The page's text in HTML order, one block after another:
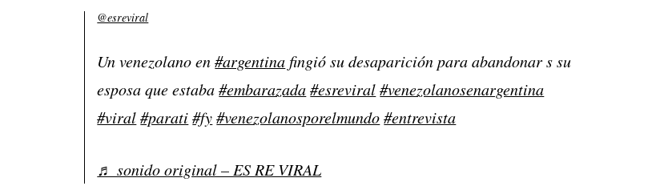
@esreviral
Un venezolano en#argentina fingió su desaparición para abandonar s su
esposa que estaba#embarazada #esreviral #venezolanosenargentina
#viral #parati #fy #venezolanosporelmundo #entrevista
♬ sonido original – ES RE VIRAL